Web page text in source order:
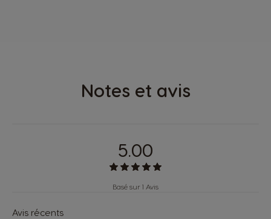
Notes et avis
5.00
Basé sur 1 Avis
Avis récents